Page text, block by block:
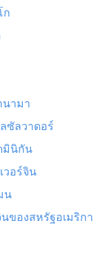
ก
ามา
ซัลวาดอร์
นิกัน
อร์จิน
น
ของสหรัฐอเมริกา